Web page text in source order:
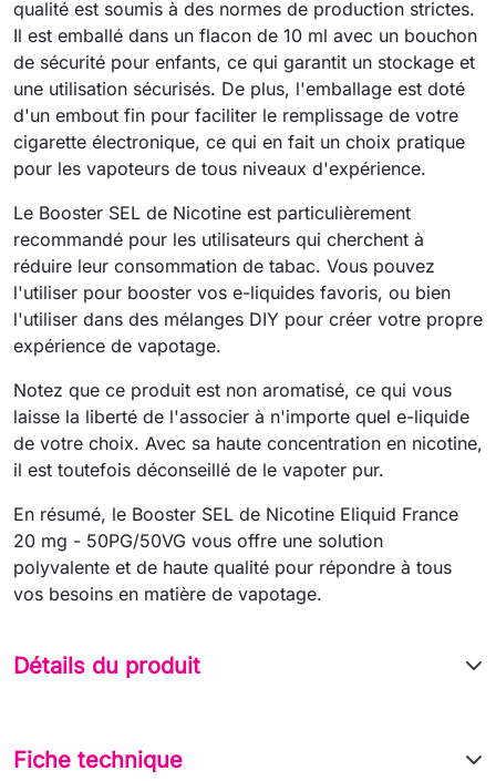
qualité est soumis à des normes de production strictes.
Il est emballé dans un flacon de 10 ml avec un bouchon
de sécurité pour enfants, ce qui garantit un stockage et
une utilisation sécurisés. De plus, l'emballage est doté
d'un embout fin pour faciliter le remplissage de votre
cigarette électronique, ce qui en fait un choix pratique
pour les vapoteurs de tous niveaux d'expérience.
Le Booster SEL de Nicotine est particulièrement
recommandé pour les utilisateurs qui cherchent à
réduire leur consommation de tabac. Vous pouvez
l'utiliser pour booster vos e-liquides favoris, ou bien
l'utiliser dans des mélanges DIY pour créer votre propre
expérience de vapotage.
Notez que ce produit est non aromatisé, ce qui vous
laisse la liberté de l'associer à n'importe quel e-liquide
de votre choix. Avec sa haute concentration en nicotine,
il est toutefois déconseillé de le vapoter pur.
En résumé, le Booster SEL de Nicotine Eliquid France
20 mg - 50PG/50VG vous offre une solution
polyvalente et de haute qualité pour répondre à tous
vos besoins en matière de vapotage.
Détails du produit
Fiche technique